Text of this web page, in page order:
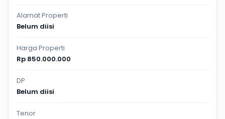
Alamat Properti
Belum diisi
Harga Properti
Rp 850.000.000
DP
Belum diisi
Tenor